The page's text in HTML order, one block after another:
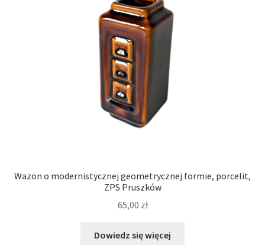
Wazon o modernistycznej geometrycznej formie, porcelit,
ZPS Pruszków
65,00 zł
Dowiedz się więcej